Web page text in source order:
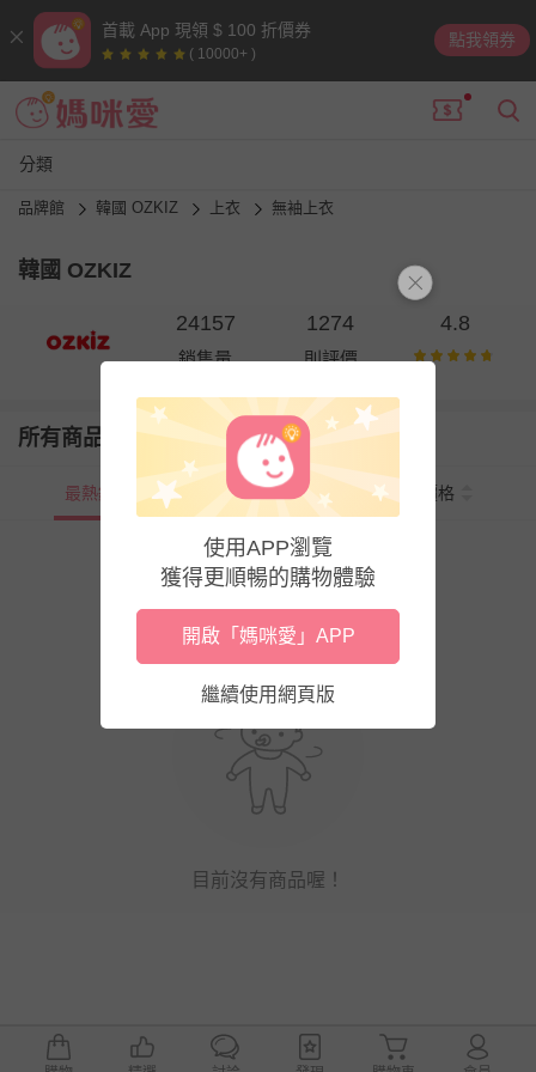
首載 App 現領 $ 100 折價券
( 10000+ )
點我領券
分類
品牌館 韓國 OZKIZ 上衣 無袖上衣
韓國 OZKIZ
24157
銷售量
1274
則評價
4.8
所有商品
最熱銷 新上市 價格
目前沒有商品喔！
使用APP瀏覽
獲得更順暢的購物體驗
開啟「媽咪愛」APP
繼續使用網頁版